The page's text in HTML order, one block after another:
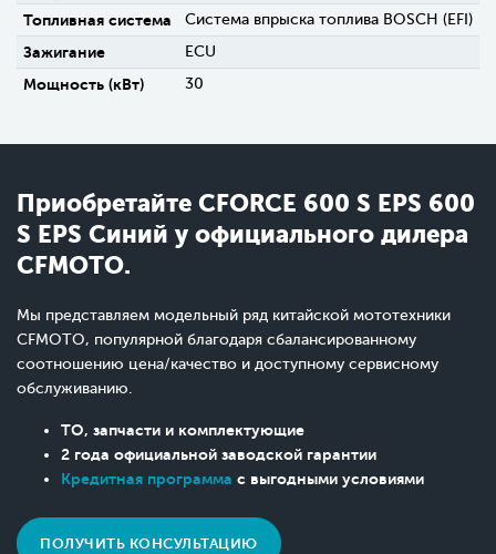
Топливная система Система впрыска топлива BOSCH (EFI)
Зажигание ECU
Мощность (кВт) 30
Приобретайте СFORCE 600 S EPS 600
S EPS Синий у официального дилера
CFMOTO.
Мы представляем модельный ряд китайской мототехники
CFMOTO, популярной благодаря сбалансированному
соотношению цена/качество и доступному сервисному
обслуживанию.
ТО, запчасти и комплектующие
2 года официальной заводской гарантии
Кредитная программа с выгодными условиями
ПОЛУЧИТЬ КОНСУЛЬТАЦИЮ